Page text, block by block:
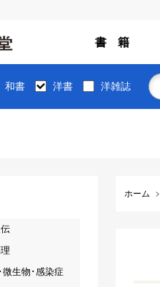
書 籍
和書 洋書 洋雑誌
ホーム
微生物･感染症